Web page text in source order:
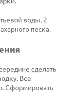
воды, 2
песка.
сделать
Все
Сформировать